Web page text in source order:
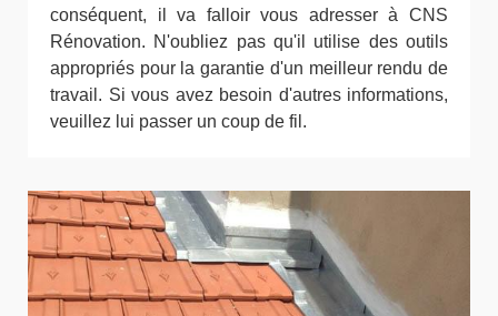
conséquent, il va falloir vous adresser à CNS
Rénovation. N'oubliez pas qu'il utilise des outils
appropriés pour la garantie d'un meilleur rendu de
travail. Si vous avez besoin d'autres informations,
veuillez lui passer un coup de fil.